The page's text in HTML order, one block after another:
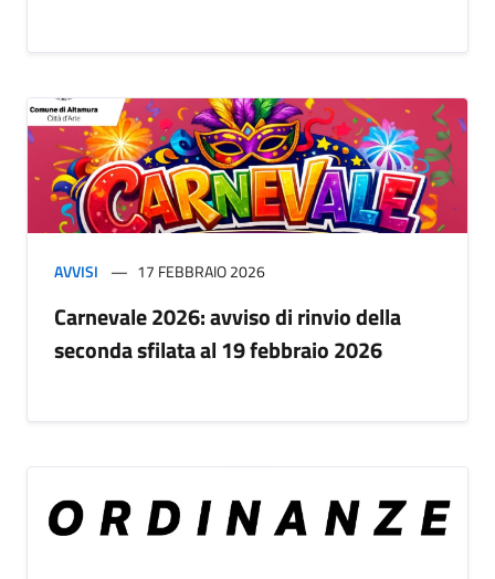
AVVISI 17 FEBBRAIO 2026
Carnevale 2026: avviso di rinvio della
seconda sfilata al 19 febbraio 2026